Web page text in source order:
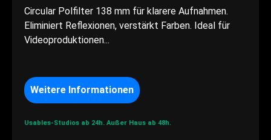
Circular Polfilter 138 mm für klarere Aufnahmen.
Eliminiert Reflexionen, verstärkt Farben. Ideal für
Videoproduktionen...
Weitere Informationen
Usables-Studios ab 24h. Außer Haus ab 48h.